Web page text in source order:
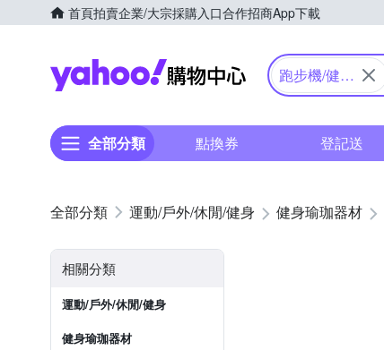
首頁拍賣企業/大宗採購入口合作招商App下載
Yahoo購物中心
跑步機/健走
全部分類 點換券 登記送
運動/戶外/休閒/健身 健身瑜珈器材
相關分類
運動/戶外/休閒/健身
健身瑜珈器材